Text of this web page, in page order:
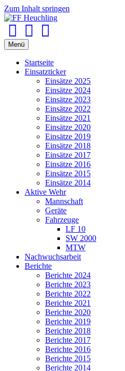
Zum Inhalt springen
Menü
Startseite
Einsatzticker
Einsätze 2025
Einsätze 2024
Einsätze 2023
Einsätze 2022
Einsätze 2021
Einsätze 2020
Einsätze 2019
Einsätze 2018
Einsätze 2017
Einsätze 2016
Einsätze 2015
Einsätze 2014
Aktive Wehr
Mannschaft
Geräte
Fahrzeuge
LF 10
SW 2000
MTW
Nachwuchsarbeit
Berichte
Berichte 2024
Berichte 2023
Berichte 2022
Berichte 2021
Berichte 2020
Berichte 2019
Berichte 2018
Berichte 2017
Berichte 2016
Berichte 2015
Berichte 2014